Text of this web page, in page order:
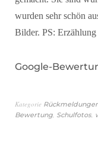
wurden sehr schön
Bilder. PS:
Google-
Kategorie
Bewertung Schulfotos